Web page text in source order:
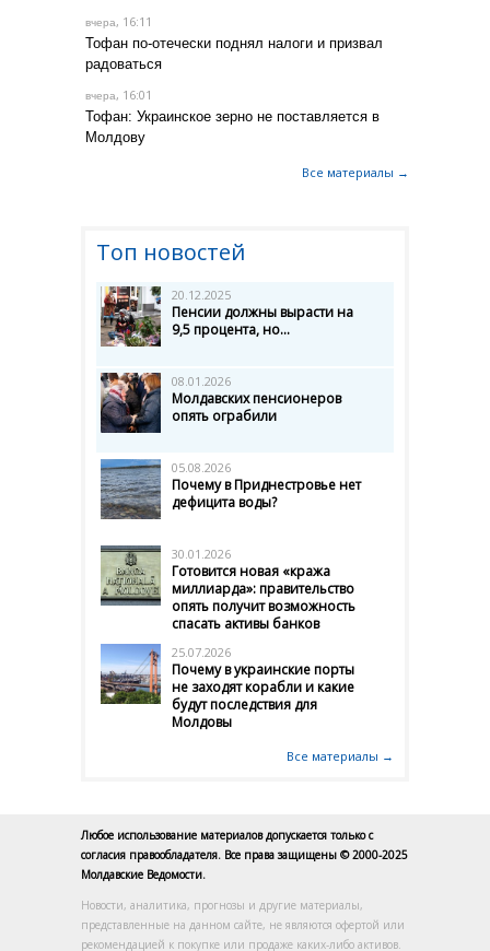
вчера, 16:11
Тофан по-отечески поднял налоги и призвал
радоваться
вчера, 16:01
Тофан: Украинское зерно не поставляется в
Молдову
Все материалы →
Топ новостей
20.12.2025
Пенсии должны вырасти на
9,5 процента, но...
08.01.2026
Молдавских пенсионеров
опять ограбили
05.08.2026
Почему в Приднестровье нет
дефицита воды?
30.01.2026
Готовится новая «кража
миллиарда»: правительство
опять получит возможность
спасать активы банков
25.07.2026
Почему в украинские порты
не заходят корабли и какие
будут последствия для
Молдовы
Все материалы →
Любое использование материалов допускается только с
согласия правообладателя. Все права защищены © 2000-2025
Молдавские Ведомости.
Новости, аналитика, прогнозы и другие материалы,
представленные на данном сайте, не являются офертой или
рекомендацией к покупке или продаже каких-либо активов.